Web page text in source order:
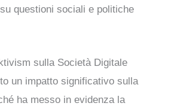
questioni sociali e politiche
sulla Società Digitale
un impatto significativo sulla
ha messo in evidenza la